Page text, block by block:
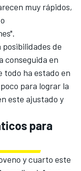
muy rápidos,
posibilidades de
conseguida en
todo ha estado en
para lograr la
este ajustado y
para
y cuarto este